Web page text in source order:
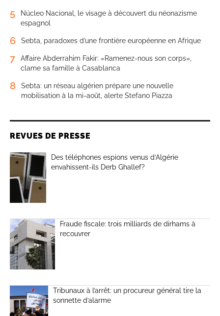
5
Núcleo Nacional, le visage à découvert du néonazisme
espagnol
6 Sebta, paradoxes d’une frontière européenne en Afrique
7
Affaire Abderrahim Fakir: «Ramenez-nous son corps»,
clame sa famille à Casablanca
8
Sebta: un réseau algérien prépare une nouvelle
mobilisation à la mi-août, alerte Stefano Piazza
REVUES DE PRESSE
Des téléphones espions venus d’Algérie
envahissent-ils Derb Ghallef?
Fraude fiscale: trois milliards de dirhams à
recouvrer
Tribunaux à l’arrêt: un procureur général tire la
sonnette d’alarme